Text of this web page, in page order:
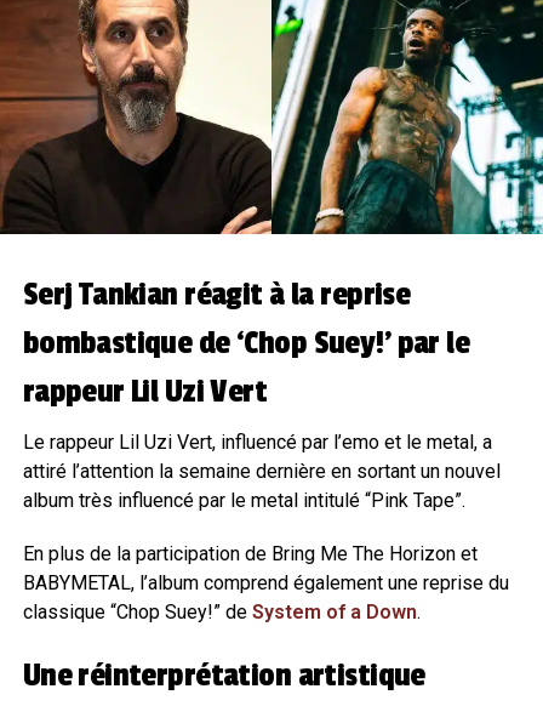
Serj Tankian réagit à la reprise
bombastique de ‘Chop Suey!’ par le
rappeur Lil Uzi Vert
Le rappeur Lil Uzi Vert, influencé par l’emo et le metal, a
attiré l’attention la semaine dernière en sortant un nouvel
album très influencé par le metal intitulé “Pink Tape”.
En plus de la participation de Bring Me The Horizon et
BABYMETAL, l’album comprend également une reprise du
classique “Chop Suey!” de System of a Down.
Une réinterprétation artistique